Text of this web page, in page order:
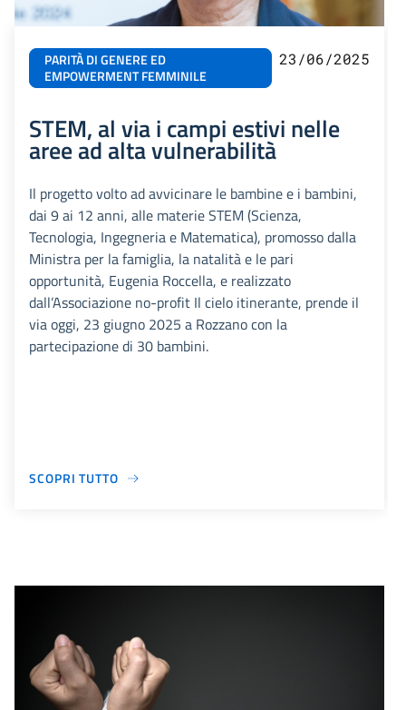
PARITÀ DI GENERE ED
EMPOWERMENT FEMMINILE
23/06/2025
STEM, al via i campi estivi nelle
aree ad alta vulnerabilità
Il progetto volto ad avvicinare le bambine e i bambini,
dai 9 ai 12 anni, alle materie STEM (Scienza,
Tecnologia, Ingegneria e Matematica), promosso dalla
Ministra per la famiglia, la natalità e le pari
opportunità, Eugenia Roccella, e realizzato
dall’Associazione no-profit Il cielo itinerante, prende il
via oggi, 23 giugno 2025 a Rozzano con la
partecipazione di 30 bambini.
SCOPRI TUTTO